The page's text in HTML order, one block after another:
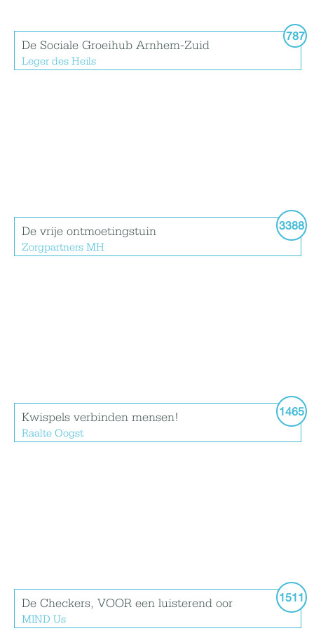
787
De Sociale Groeihub Arnhem-Zuid
Leger des Heils
3388
De vrije ontmoetingstuin
Zorgpartners MH
1465
Kwispels verbinden mensen!
Raalte Oogst
1511
De Checkers, VOOR een luisterend oor
MIND Us